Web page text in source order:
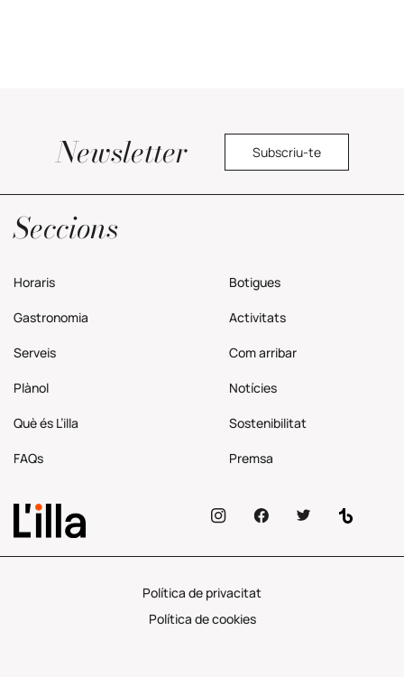
Newsletter Subscriu-te
Seccions
Horaris Botigues
Gastronomia Activitats
Serveis Comarribar
Plànol Notícies
Què és L’illa Sostenibilitat
FAQs Premsa
Política de privacitat
Política de cookies